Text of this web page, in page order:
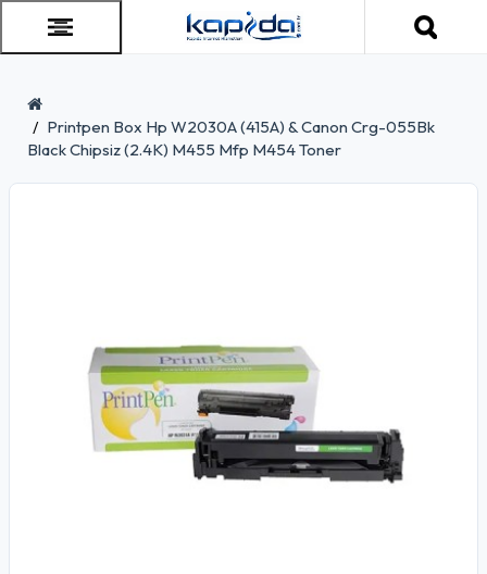
Printpen Box Hp W2030A (415A) & Canon Crg-055Bk
Black Chipsiz (2.4K) M455 Mfp M454 Toner